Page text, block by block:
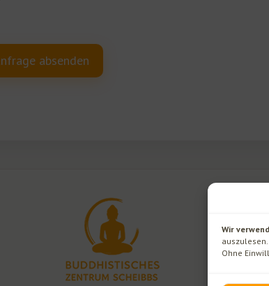
Wir
Ohne